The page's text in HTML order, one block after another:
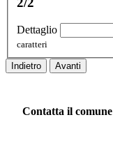
Dettaglio
caratteri
Indietro Avanti
Contatta il comune